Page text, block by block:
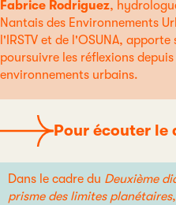
Fabrice Rodriguez,
Nantais des Environnements
l'IRSTV et de l'OSUNA,
poursuivre les réflexions
environnements urbains.
Pour écouter le
Dans le cadre du Deuxième
prisme des limites planétaires